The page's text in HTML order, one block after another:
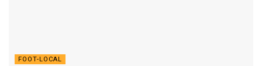
FOOT-LOCAL